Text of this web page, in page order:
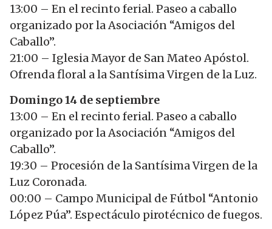
13:00 – En el recinto ferial. Paseo a caballo
organizado por la Asociación “Amigos del
Caballo”.
21:00 – Iglesia Mayor de San Mateo Apóstol.
Ofrenda floral a la Santísima Virgen de la Luz.
Domingo 14 de septiembre
13:00 – En el recinto ferial. Paseo a caballo
organizado por la Asociación “Amigos del
Caballo”.
19:30 – Procesión de la Santísima Virgen de la
Luz Coronada.
00:00 – Campo Municipal de Fútbol “Antonio
López Púa”. Espectáculo pirotécnico de fuegos.